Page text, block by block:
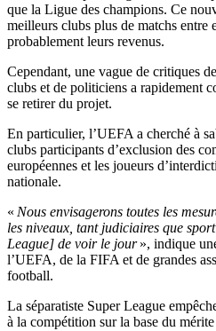
que la Ligue des champions. Ce
meilleurs clubs plus de matchs entre
probablement leurs revenus.
Cependant, une vague de critiques
clubs et de politiciens a rapidement
se retirer du projet.
En particulier, l’UEFA a cherché à
clubs participants d’exclusion des
européennes et les joueurs
nationale.
« Nous envisagerons toutes les
les niveaux, tant judiciaires que
League] de voir le jour», indique
l’UEFA, de la FIFA et de grandes
football.
La séparatiste Super League
à la compétition sur la base du